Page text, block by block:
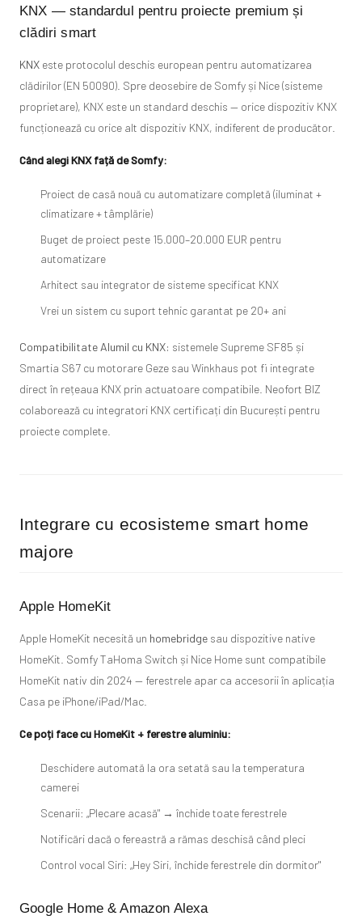
KNX — standardul pentru proiecte premium și
clădiri smart
KNX este protocolul deschis european pentru automatizarea
clădirilor (EN 50090). Spre deosebire de Somfy și Nice (sisteme
proprietare), KNX este un standard deschis — orice dispozitiv KNX
funcționează cu orice alt dispozitiv KNX, indiferent de producător.
Când alegi KNX față de Somfy:
Proiect de casă nouă cu automatizare completă (iluminat +
climatizare + tâmplărie)
Buget de proiect peste 15.000–20.000 EUR pentru
automatizare
Arhitect sau integrator de sisteme specificat KNX
Vrei un sistem cu suport tehnic garantat pe 20+ ani
Compatibilitate Alumil cu KNX: sistemele Supreme SF85 și
Smartia S67 cu motorare Geze sau Winkhaus pot fi integrate
direct în rețeaua KNX prin actuatoare compatibile. Neofort BIZ
colaborează cu integratori KNX certificați din București pentru
proiecte complete.
Integrare cu ecosisteme smart home
majore
Apple HomeKit
Apple HomeKit necesită un homebridge sau dispozitive native
HomeKit. Somfy TaHoma Switch și Nice Home sunt compatibile
HomeKit nativ din 2024 — ferestrele apar ca accesorii în aplicația
Casa pe iPhone/iPad/Mac.
Ce poți face cu HomeKit + ferestre aluminiu:
Deschidere automată la ora setată sau la temperatura
camerei
Scenarii: „Plecare acasă" → închide toate ferestrele
Notificări dacă o fereastră a rămas deschisă când pleci
Control vocal Siri: „Hey Siri, închide ferestrele din dormitor"
Google Home & Amazon Alexa